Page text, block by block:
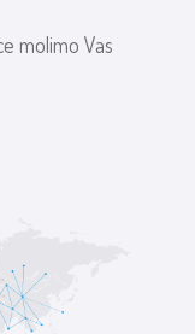
molimo Vas